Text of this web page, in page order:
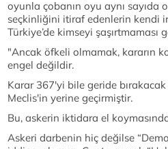
oyunla çobanın oyu aynı sayıda
seçkinliğini itiraf edenlerin kendi
Türkiye’de kimseyi
"Ancak öfkeli olmamak, kararın
engel değildir.
Karar 367'yi bile geride
Meclis'in yerine geçirmiştir.
Bu, askerin iktidara el
Askeri darbenin hiç değilse